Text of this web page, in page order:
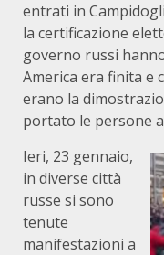
entrati in
la certificazione
governo russi
America era finita e
erano la
portato le persone
Ieri, 23 gennaio,
in diverse città
russe si sono
tenute
manifestazioni a